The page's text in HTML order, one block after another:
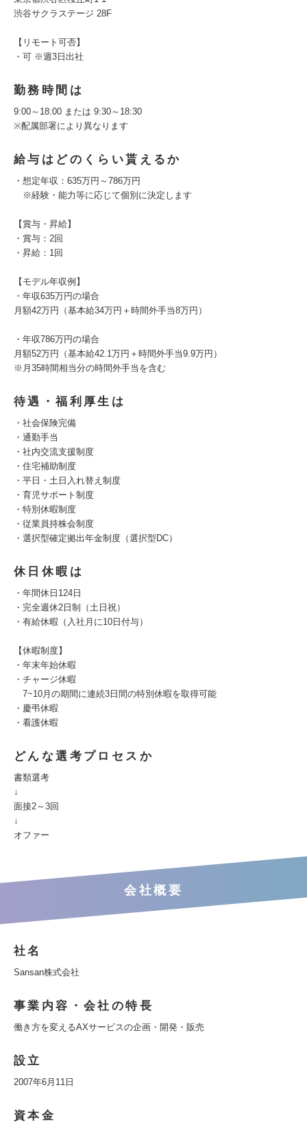
渋谷サクラステージ 28F
【リモート可否】
・可 ※週3日出社
勤務時間は
9:00～18:00 または 9:30～18:30
※配属部署により異なります
給与はどのくらい貰えるか
・想定年収：635万円～786万円
※経験・能力等に応じて個別に決定します
【賞与・昇給】
・賞与：2回
・昇給：1回
【モデル年収例】
・年収635万円の場合
月額42万円（基本給34万円＋時間外手当8万円）
・年収786万円の場合
月額52万円（基本給42.1万円＋時間外手当9.9万円）
※月35時間相当分の時間外手当を含む
待遇・福利厚生は
・社会保険完備
・通勤手当
・社内交流支援制度
・住宅補助制度
・平日・土日入れ替え制度
・育児サポート制度
・特別休暇制度
・従業員持株会制度
・選択型確定拠出年金制度（選択型DC）
休日休暇は
・年間休日124日
・完全週休2日制（土日祝）
・有給休暇（入社月に10日付与）
【休暇制度】
・年末年始休暇
・チャージ休暇
7~10月の期間に連続3日間の特別休暇を取得可能
・慶弔休暇
・看護休暇
どんな選考プロセスか
書類選考
↓
面接2～3回
↓
オファー
会社概要
社名
Sansan株式会社
事業内容・会社の特長
働き方を変えるAXサービスの企画・開発・販売
設立
2007年6月11日
資本金